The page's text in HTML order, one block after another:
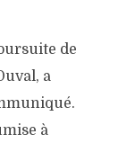
de
a
à